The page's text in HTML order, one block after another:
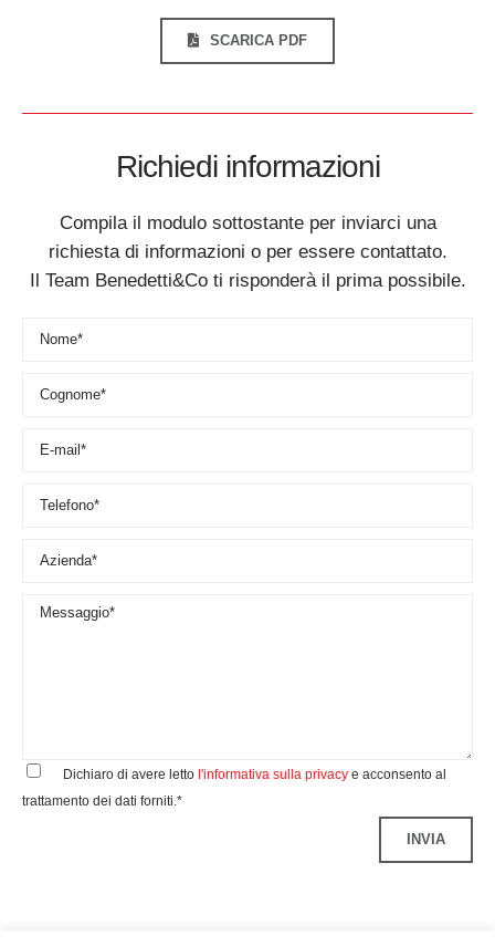
SCARICA PDF
Richiedi informazioni
Compila il modulo sottostante per inviarci una
richiesta di informazioni o per essere contattato.
Il Team Benedetti&Co ti risponderà il prima possibile.
Dichiaro di avere letto l'informativa sulla privacye acconsento al
trattamento dei dati forniti.*